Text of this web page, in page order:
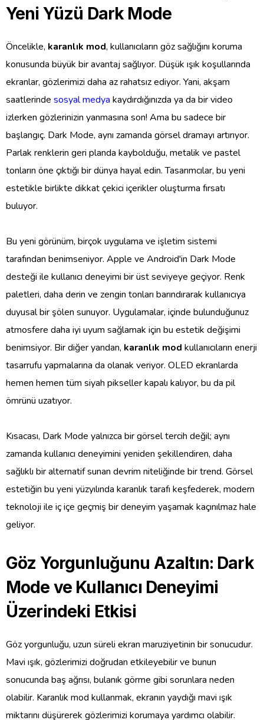
Yeni Yüzü Dark Mode
Öncelikle, karanlık mod, kullanıcıların göz sağlığını koruma
konusunda büyük bir avantaj sağlıyor. Düşük ışık koşullarında
ekranlar, gözlerimizi daha az rahatsız ediyor. Yani, akşam
saatlerinde sosyal medya kaydırdığınızda ya da bir video
izlerken gözlerinizin yanmasına son! Ama bu sadece bir
başlangıç. Dark Mode, aynı zamanda görsel dramayı artırıyor.
Parlak renklerin geri planda kaybolduğu, metalik ve pastel
tonların öne çıktığı bir dünya hayal edin. Tasarımcılar, bu yeni
estetikle birlikte dikkat çekici içerikler oluşturma fırsatı
buluyor.
Bu yeni görünüm, birçok uygulama ve işletim sistemi
tarafından benimseniyor. Apple ve Android'in Dark Mode
desteği ile kullanıcı deneyimi bir üst seviyeye geçiyor. Renk
paletleri, daha derin ve zengin tonları barındırarak kullanıcıya
duyusal bir şölen sunuyor. Uygulamalar, içinde bulunduğunuz
atmosfere daha iyi uyum sağlamak için bu estetik değişimi
benimsiyor. Bir diğer yandan, karanlık mod kullanıcıların enerji
tasarrufu yapmalarına da olanak veriyor. OLED ekranlarda
hemen hemen tüm siyah pikseller kapalı kalıyor, bu da pil
ömrünü uzatıyor.
Kısacası, Dark Mode yalnızca bir görsel tercih değil; aynı
zamanda kullanıcı deneyimini yeniden şekillendiren, daha
sağlıklı bir alternatif sunan devrim niteliğinde bir trend. Görsel
estetiğin bu yeni yüzyılında karanlık tarafı keşfederek, modern
teknoloji ile iç içe geçmiş bir deneyim yaşamak kaçınılmaz hale
geliyor.
Göz Yorgunluğunu Azaltın: Dark
Mode ve Kullanıcı Deneyimi
Üzerindeki Etkisi
Göz yorgunluğu, uzun süreli ekran maruziyetinin bir sonucudur.
Mavi ışık, gözlerimizi doğrudan etkileyebilir ve bunun
sonucunda baş ağrısı, bulanık görme gibi sorunlara neden
olabilir. Karanlık mod kullanmak, ekranın yaydığı mavi ışık
miktarını düşürerek gözlerimizi korumaya yardımcı olabilir.